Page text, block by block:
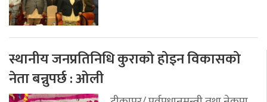
स्थानीय जनप्रतिनिधि कुराको होइन विकासको
नेता बन्नुपर्छ : ओली